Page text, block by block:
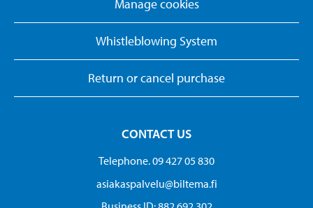
Manage cookies
Whistleblowing System
Return or cancel purchase
CONTACT US
Telephone. 09 427 05 830
asiakaspalvelu@biltema.fi